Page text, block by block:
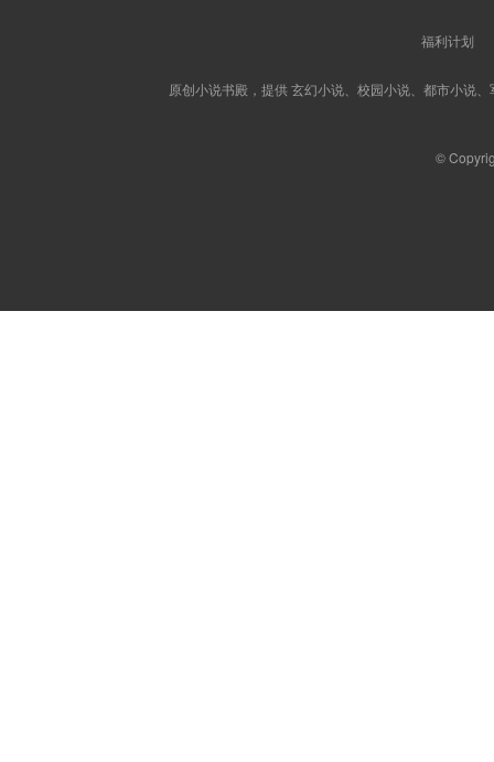
福利计划
原创小说书殿，提供 玄幻小说、校园小说、都市小说
©